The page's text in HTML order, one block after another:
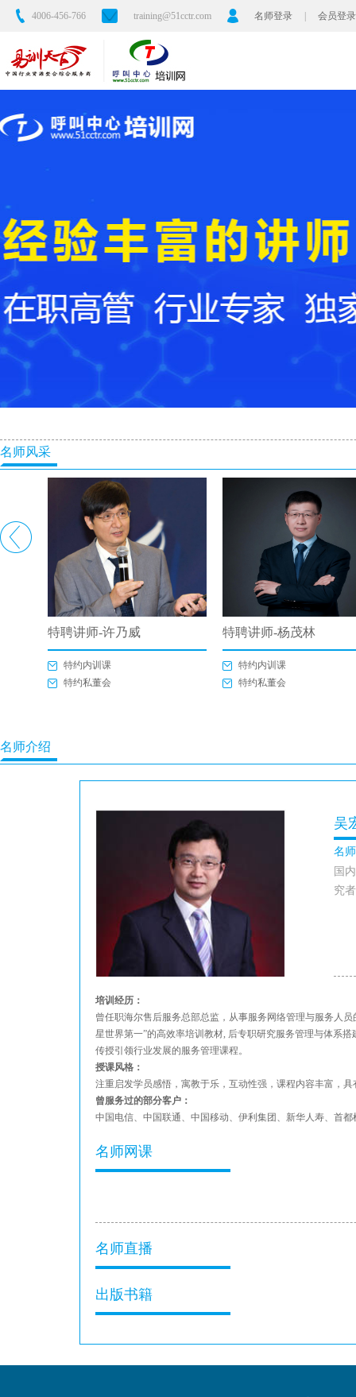
4006-456-766 training@51cctr.com 名师登录 会员登录
名师风采
特聘讲师-许乃威
特约内训课
特约私董会
特聘讲师-杨茂林
特约内训课
特约私董会
名师介绍
吴
名
国
究
培训经历：
曾任职海尔售后服务总部总监，从事服务网络管理与服务人
星世界第一”的高效率培训教材, 后专职研究服务管理与体系
传授引领行业发展的服务管理课程。
授课风格：
注重启发学员感悟，寓教于乐，互动性强，课程内容丰富，
曾服务过的部分客户：
中国电信、中国联通、中国移动、伊利集团、新华人寿、首
名师网课
名师直播
出版书籍